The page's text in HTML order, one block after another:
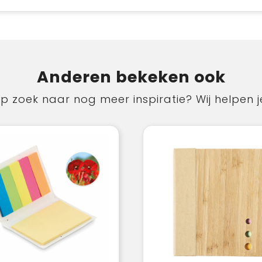
Anderen bekeken ook
zoek naar nog meer inspiratie? Wij helpen